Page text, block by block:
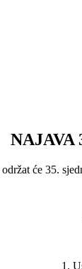
NAJAVA
će 35.
1.